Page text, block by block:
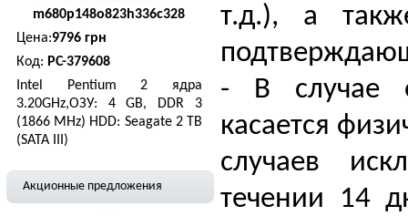
m680p148o823h336c328
Цена:9796 грн
Код: PC-379608
Intel Pentium 2 ядра
3.20GHz,ОЗУ: 4 GB, DDR 3
(1866 MHz) HDD: Seagate 2 TB
(SATA III)
Акционные предложения
т.д.), а
- В случае
касается
случаев
течении 14